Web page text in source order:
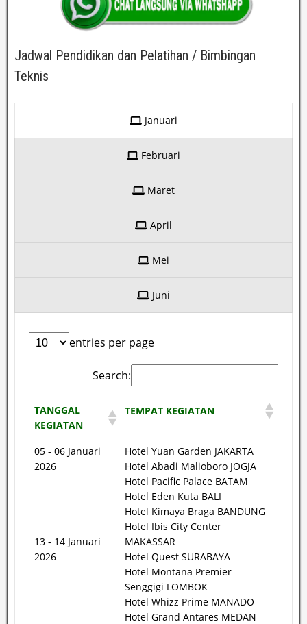
Jadwal Pendidikan dan Pelatihan / Bimbingan
Teknis
Januari
Februari
Maret
April
Mei
Juni
entries per page
Search:
TANGGAL
KEGIATAN
TEMPAT KEGIATAN
05 - 06 Januari
2026
13 - 14 Januari
2026
Hotel Yuan Garden JAKARTA
Hotel Abadi Malioboro JOGJA
Hotel Pacific Palace BATAM
Hotel Eden Kuta BALI
Hotel Kimaya Braga BANDUNG
Hotel Ibis City Center
MAKASSAR
Hotel Quest SURABAYA
Hotel Montana Premier
Senggigi LOMBOK
Hotel Whizz Prime MANADO
Hotel Grand Antares MEDAN